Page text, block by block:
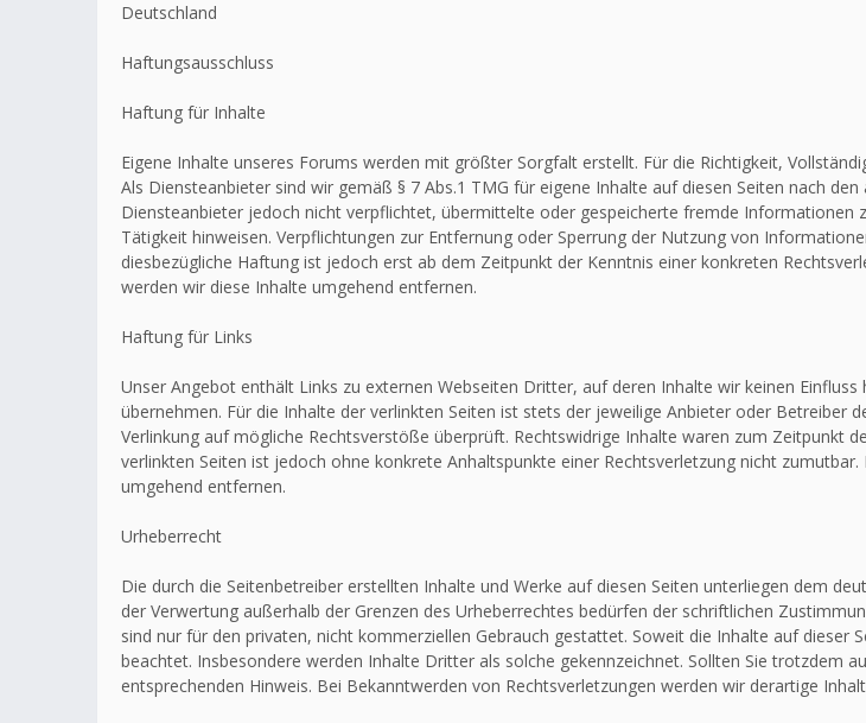
Deutschland
Haftungsausschluss
Haftung für Inhalte
Eigene Inhalte unseres Forums werden mit größter Sorgfalt erstellt. Für die Richtigkeit,
Als Diensteanbieter sind wir gemäß § 7 Abs.1 TMG für eigene Inhalte auf diesen Seiten nach
Diensteanbieter jedoch nicht verpflichtet, übermittelte oder gespeicherte fremde Informationen
Tätigkeit hinweisen. Verpflichtungen zur Entfernung oder Sperrung der Nutzung von
diesbezügliche Haftung ist jedoch erst ab dem Zeitpunkt der Kenntnis einer konkreten
werden wir diese Inhalte umgehend entfernen.
Haftung für Links
Unser Angebot enthält Links zu externen Webseiten Dritter, auf deren Inhalte wir keinen
übernehmen. Für die Inhalte der verlinkten Seiten ist stets der jeweilige Anbieter oder Betreiber
Verlinkung auf mögliche Rechtsverstöße überprüft. Rechtswidrige Inhalte waren zum Zeitpunkt
verlinkten Seiten ist jedoch ohne konkrete Anhaltspunkte einer Rechtsverletzung nicht
umgehend entfernen.
Urheberrecht
Die durch die Seitenbetreiber erstellten Inhalte und Werke auf diesen Seiten unterliegen dem
der Verwertung außerhalb der Grenzen des Urheberrechtes bedürfen der schriftlichen
sind nur für den privaten, nicht kommerziellen Gebrauch gestattet. Soweit die Inhalte auf
beachtet. Insbesondere werden Inhalte Dritter als solche gekennzeichnet. Sollten Sie trotzdem
entsprechenden Hinweis. Bei Bekanntwerden von Rechtsverletzungen werden wir derartige